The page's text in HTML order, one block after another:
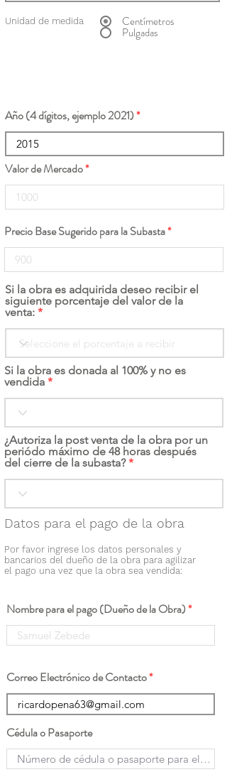
Unidad de medida Centímetros
Pulgadas
Año (4 dígitos, ejemplo 2021)
Valor de Mercado
Precio Base Sugerido para la Subasta
Si la obra es adquirida deseo recibir el
siguiente porcentaje del valor de la
venta:
Si la obra es donada al 100% y no es
vendida
¿Autoriza la post venta de la obra por un
periódo máximo de 48 horas después
del cierre de la subasta?
Datos para el pago de la obra
Por favor ingrese los datos personales y
bancarios del dueño de la obra para agilizar
el pago una vez que la obra sea vendida:
Nombre para el pago (Dueño de la Obra)
Correo Electrónico de Contacto
Cédula o Pasaporte